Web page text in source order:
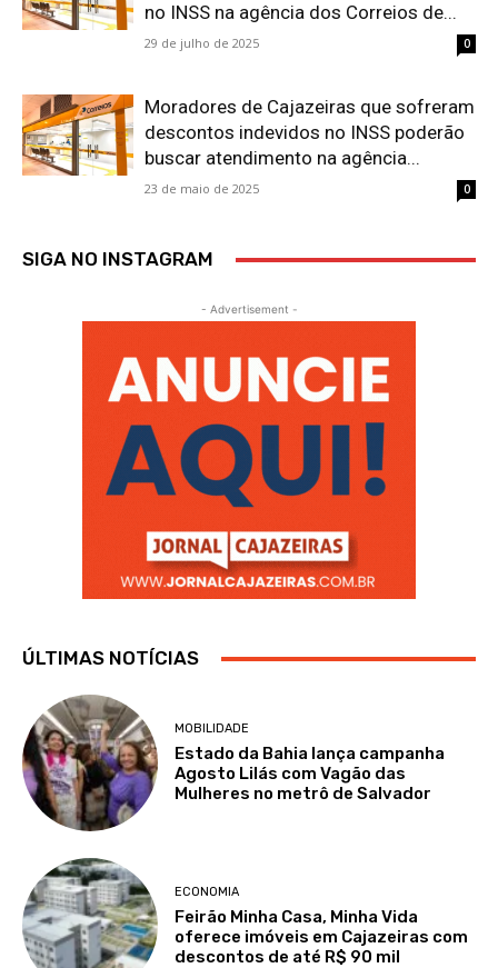
no INSS na agência dos Correios de...
29 de julho de 2025 0
Moradores de Cajazeiras que sofreram
descontos indevidos no INSS poderão
buscar atendimento na agência...
23 de maio de 2025 0
SIGA NO INSTAGRAM
- Advertisement -
ÚLTIMAS NOTÍCIAS
MOBILIDADE
Estado da Bahia lança campanha
Agosto Lilás com Vagão das
Mulheres no metrô de Salvador
ECONOMIA
Feirão Minha Casa, Minha Vida
oferece imóveis em Cajazeiras com
descontos de até R$ 90 mil